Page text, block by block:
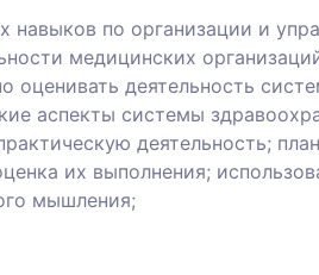
навыков по организации и
медицинских
оценивать деятельность
аспекты системы
деятельность;
их выполнения;
мышления;